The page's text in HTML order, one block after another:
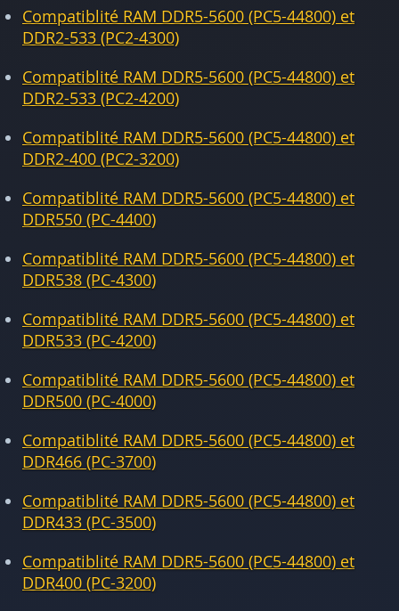
Compatiblité RAM DDR5-5600 (PC5-44800) et
DDR2-533 (PC2-4300)
Compatiblité RAM DDR5-5600 (PC5-44800) et
DDR2-533 (PC2-4200)
Compatiblité RAM DDR5-5600 (PC5-44800) et
DDR2-400 (PC2-3200)
Compatiblité RAM DDR5-5600 (PC5-44800) et
DDR550 (PC-4400)
Compatiblité RAM DDR5-5600 (PC5-44800) et
DDR538 (PC-4300)
Compatiblité RAM DDR5-5600 (PC5-44800) et
DDR533 (PC-4200)
Compatiblité RAM DDR5-5600 (PC5-44800) et
DDR500 (PC-4000)
Compatiblité RAM DDR5-5600 (PC5-44800) et
DDR466 (PC-3700)
Compatiblité RAM DDR5-5600 (PC5-44800) et
DDR433 (PC-3500)
Compatiblité RAM DDR5-5600 (PC5-44800) et
DDR400 (PC-3200)